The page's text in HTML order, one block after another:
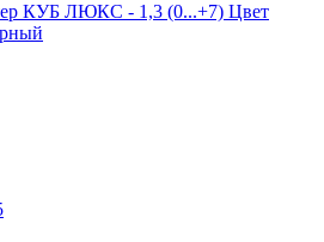
КУБ ЛЮКС - 1,3 (0...+7) Цвет